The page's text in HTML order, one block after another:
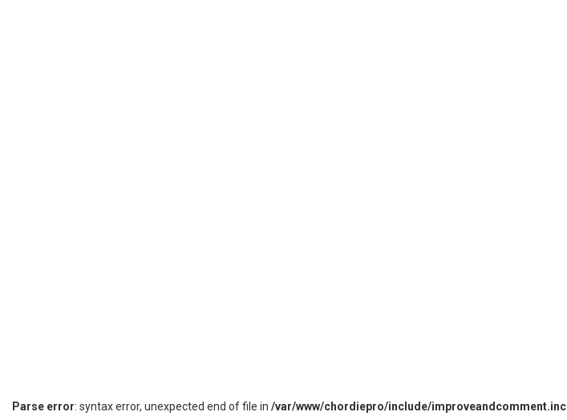
Parse error: syntax error, unexpected end of file in /var/www/chordiepro/include/improveandcomment.inc